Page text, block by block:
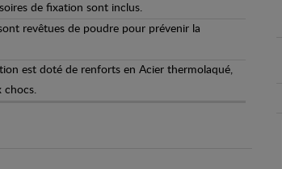
de fixation sont inclus.
revêtues de poudre pour prévenir la
est doté de renforts en Acier thermolaqué,
chocs.